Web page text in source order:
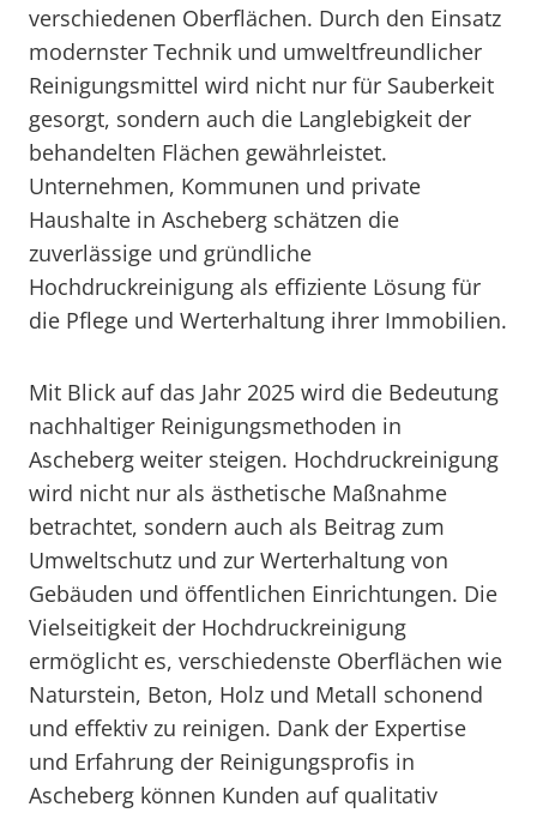
verschiedenen Oberflächen. Durch den Einsatz
modernster Technik und umweltfreundlicher
Reinigungsmittel wird nicht nur für Sauberkeit
gesorgt, sondern auch die Langlebigkeit der
behandelten Flächen gewährleistet.
Unternehmen, Kommunen und private
Haushalte in Ascheberg schätzen die
zuverlässige und gründliche
Hochdruckreinigung als effiziente Lösung für
die Pflege und Werterhaltung ihrer Immobilien.
Mit Blick auf das Jahr 2025 wird die Bedeutung
nachhaltiger Reinigungsmethoden in
Ascheberg weiter steigen. Hochdruckreinigung
wird nicht nur als ästhetische Maßnahme
betrachtet, sondern auch als Beitrag zum
Umweltschutz und zur Werterhaltung von
Gebäuden und öffentlichen Einrichtungen. Die
Vielseitigkeit der Hochdruckreinigung
ermöglicht es, verschiedenste Oberflächen wie
Naturstein, Beton, Holz und Metall schonend
und effektiv zu reinigen. Dank der Expertise
und Erfahrung der Reinigungsprofis in
Ascheberg können Kunden auf qualitativ